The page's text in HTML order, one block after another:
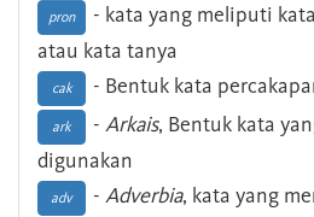
pron
- kata yang meliputi
atau kata tanya
cak - Bentuk kata
ark - Arkais, Bentuk kata
digunakan
adv - Adverbia, kata yang